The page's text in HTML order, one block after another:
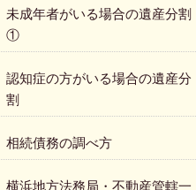
未成年者がいる場合の遺産分割
①
認知症の方がいる場合の遺産分
割
相続債務の調べ方
横浜地方法務局・不動産管轄一